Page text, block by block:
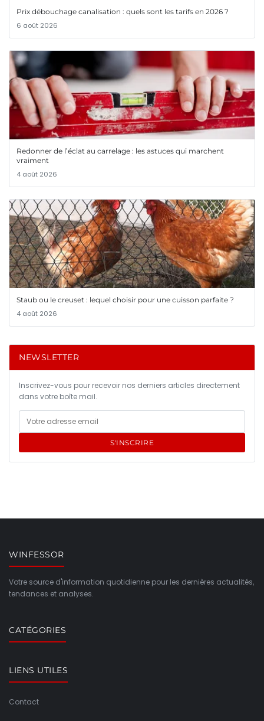
Prix débouchage canalisation : quels sont les tarifs en 2026 ?
6 août 2026
Redonner de l’éclat au carrelage : les astuces qui marchent
vraiment
4 août 2026
Staub ou le creuset : lequel choisir pour une cuisson parfaite ?
4 août 2026
NEWSLETTER
Inscrivez-vous pour recevoir nos derniers articles directement
dans votre boîte mail.
S'INSCRIRE
WINFESSOR
Votre source d'information quotidienne pour les dernières actualités,
tendances et analyses.
CATÉGORIES
LIENS UTILES
Contact